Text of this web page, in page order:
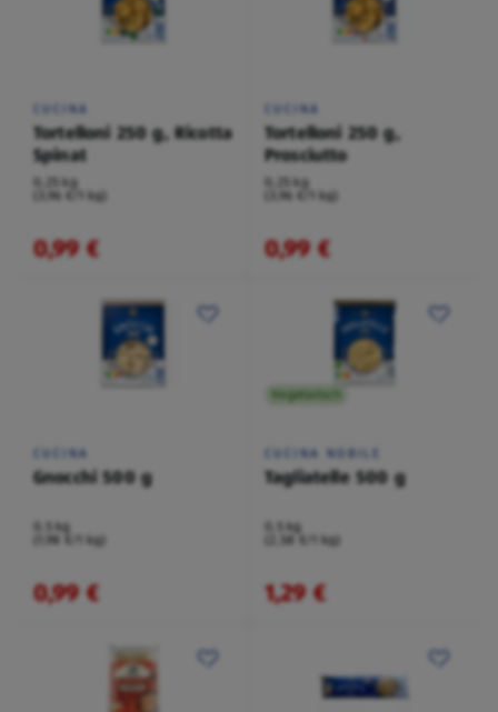
CUCINA
Tortelloni 250 g, Ricotta
Spinat
0,25 kg
(3,96 €/1 kg)
0,99 €
CUCINA
Tortelloni 250 g,
Prosciutto
0,25 kg
(3,96 €/1 kg)
0,99 €
CUCINA
Gnocchi 500 g
0,5 kg
(1,98 €/1 kg)
0,99 €
Vegetarisch
CUCINA NOBILE
Tagliatelle 500 g
0,5 kg
(2,58 €/1 kg)
1,29 €